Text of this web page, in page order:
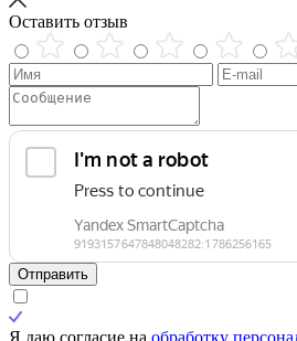
Оставить отзыв
Отправить
Я даю согласие на обработку